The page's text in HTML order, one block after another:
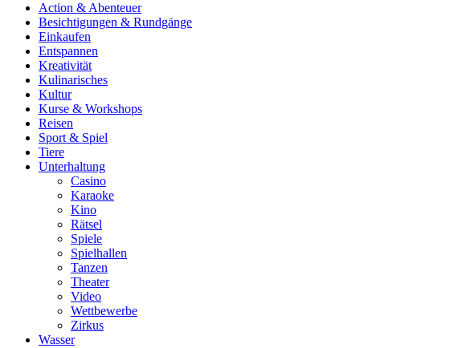
Action & Abenteuer
Besichtigungen & Rundgänge
Einkaufen
Entspannen
Kreativität
Kulinarisches
Kultur
Kurse & Workshops
Reisen
Sport & Spiel
Tiere
Unterhaltung
Casino
Karaoke
Kino
Rätsel
Spiele
Spielhallen
Tanzen
Theater
Video
Wettbewerbe
Zirkus
Wasser